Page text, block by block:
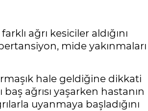
ağrı kesiciler aldığını
mide yakınmaları
hale geldiğine dikkati
ağrısı yaşarken hastanın
uyanmaya başladığını